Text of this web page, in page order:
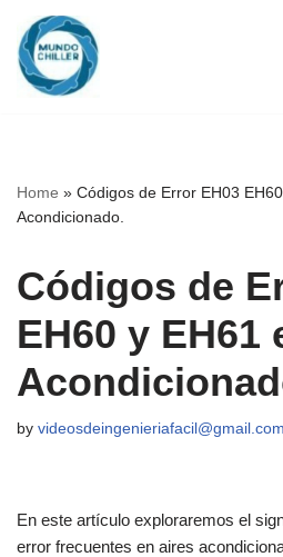
Skip
to
Home » Códigos de Error EH03
Acondicionado.
Códigos de
EH60 y EH61
by videosdeingenieriafacil@gmail.com
En este artículo exploraremos el
error frecuentes en aires